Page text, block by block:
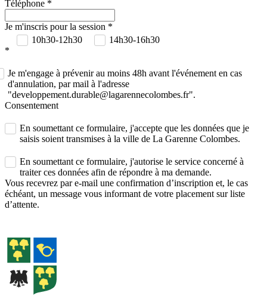
Téléphone *
Je m'inscris pour la session *
10h30-12h30
14h30-16h30
*
Je m'engage à prévenir au moins 48h avant l'événement en cas
d'annulation, par mail à l'adresse
"developpement.durable@lagarennecolombes.fr".
Consentement
En soumettant ce formulaire, j'accepte que les données que je
saisis soient transmises à la ville de La Garenne Colombes.
En soumettant ce formulaire, j'autorise le service concerné à
traiter ces données afin de répondre à ma demande.
Vous recevrez par e-mail une confirmation d’inscription et, le cas
échéant, un message vous informant de votre placement sur liste
d’attente.